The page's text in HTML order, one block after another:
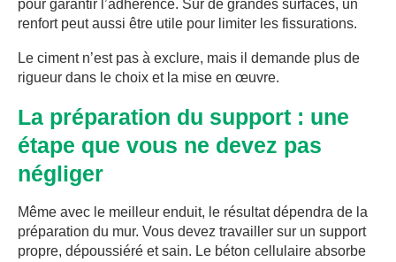
pour garantir l’adhérence. Sur de grandes surfaces, un
renfort peut aussi être utile pour limiter les fissurations.
Le ciment n’est pas à exclure, mais il demande plus de
rigueur dans le choix et la mise en œuvre.
La préparation du support : une
étape que vous ne devez pas
négliger
Même avec le meilleur enduit, le résultat dépendra de la
préparation du mur. Vous devez travailler sur un support
propre, dépoussiéré et sain. Le béton cellulaire absorbe